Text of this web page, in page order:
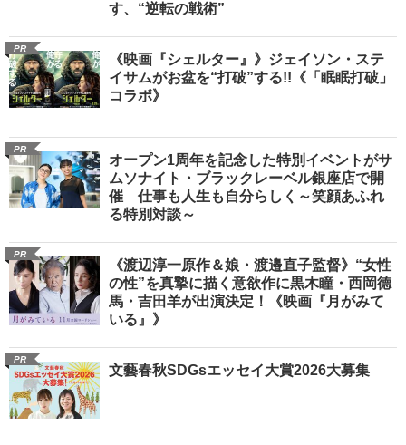
す、“逆転の戦術”
PR
《映画『シェルター』》ジェイソン・ステ
イサムがお盆を“打破”する!!《「眠眠打破」
コラボ》
PR
オープン1周年を記念した特別イベントがサ
ムソナイト・ブラックレーベル銀座店で開
催 仕事も人生も自分らしく～笑顔あふれ
る特別対談～
PR
《渡辺淳一原作＆娘・渡邉直子監督》“女性
の性”を真摯に描く意欲作に黒木瞳・西岡德
馬・吉田羊が出演決定！《映画『月がみて
いる』》
PR
文藝春秋SDGsエッセイ大賞2026大募集